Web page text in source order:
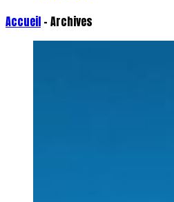
Accueil - Archives